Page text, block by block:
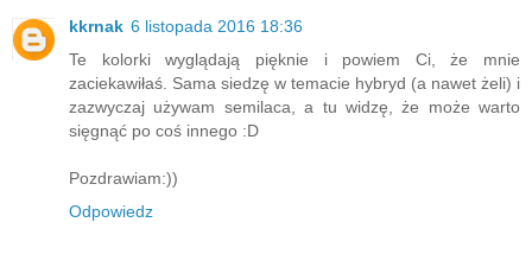
kkrnak 6 listopada 2016 18:36
Te kolorki wyglądają pięknie i powiem Ci, że mnie
zaciekawiłaś. Sama siedzę w temacie hybryd (a nawet żeli) i
zazwyczaj używam semilaca, a tu widzę, że może warto
sięgnąć po coś innego :D
Pozdrawiam:))
Odpowiedz